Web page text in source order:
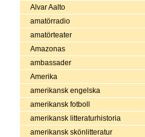
Alvar Aalto
amatörradio
amatörteater
Amazonas
ambassader
Amerika
amerikansk engelska
amerikansk fotboll
amerikansk litteraturhistoria
amerikansk skönlitteratur